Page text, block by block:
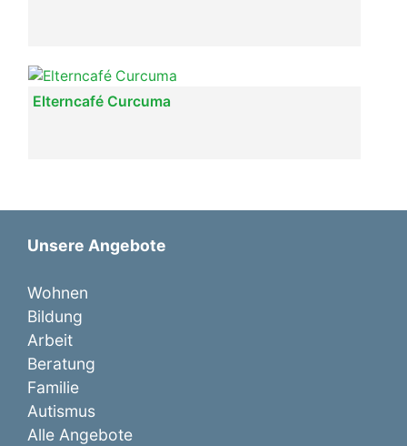
Elterncafé Curcuma
Unsere Angebote
Wohnen
Bildung
Arbeit
Beratung
Familie
Autismus
Alle Angebote